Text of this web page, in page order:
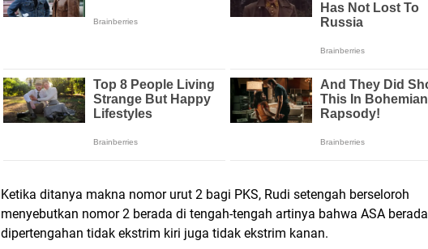
Ketika ditanya makna nomor urut 2 bagi PKS, Rudi setengah berseloroh
menyebutkan nomor 2 berada di tengah-tengah artinya bahwa ASA berada
dipertengahan tidak ekstrim kiri juga tidak ekstrim kanan.